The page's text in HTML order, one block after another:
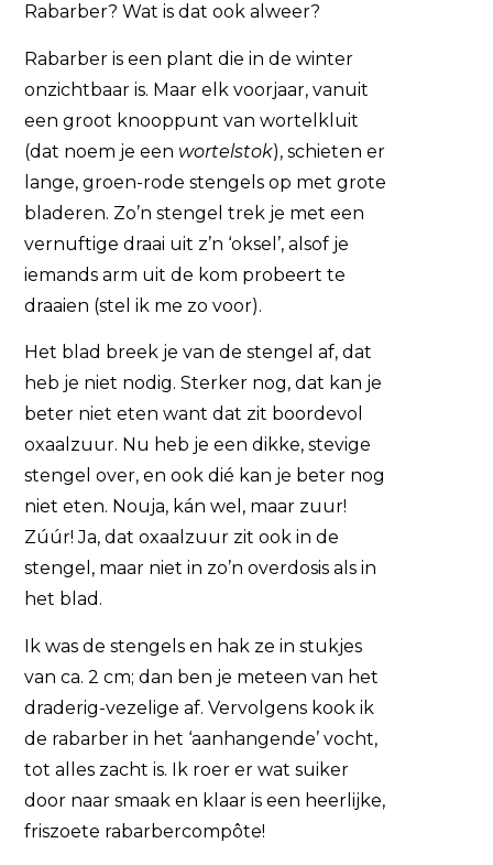
Rabarber? Wat is dat ook alweer?
Rabarber is een plant die in de winter
onzichtbaar is. Maar elk voorjaar, vanuit
een groot knooppunt van wortelkluit
(dat noem je een wortelstok), schieten er
lange, groen-rode stengels op met grote
bladeren. Zo’n stengel trek je met een
vernuftige draai uit z’n ‘oksel’, alsof je
iemands arm uit de kom probeert te
draaien (stel ik me zo voor).
Het blad breek je van de stengel af, dat
heb je niet nodig. Sterker nog, dat kan je
beter niet eten want dat zit boordevol
oxaalzuur. Nu heb je een dikke, stevige
stengel over, en ook dié kan je beter nog
niet eten. Nouja, kán wel, maar zuur!
Zúúr! Ja, dat oxaalzuur zit ook in de
stengel, maar niet in zo’n overdosis als in
het blad.
Ik was de stengels en hak ze in stukjes
van ca. 2 cm; dan ben je meteen van het
draderig-vezelige af. Vervolgens kook ik
de rabarber in het ‘aanhangende’ vocht,
tot alles zacht is. Ik roer er wat suiker
door naar smaak en klaar is een heerlijke,
friszoete rabarbercompôte!